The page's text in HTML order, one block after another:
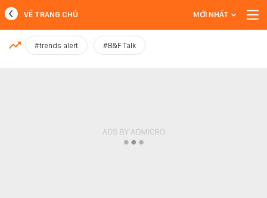
MỚI NHẤT
VỀ TRANG CHỦ MỚI NHẤT
#trends alert #B&F Talk